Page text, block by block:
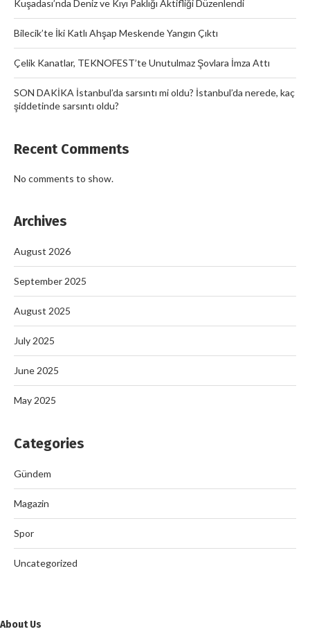
Kuşadası’nda Deniz ve Kıyı Paklığı Aktifliği Düzenlendi
Bilecik’te İki Katlı Ahşap Meskende Yangın Çıktı
Çelik Kanatlar, TEKNOFEST’te Unutulmaz Şovlara İmza Attı
SON DAKİKA İstanbul’da sarsıntı mi oldu? İstanbul’da nerede, kaç
şiddetinde sarsıntı oldu?
Recent Comments
No comments to show.
Archives
August 2026
September 2025
August 2025
July 2025
June 2025
May 2025
Categories
Gündem
Magazin
Spor
Uncategorized
About Us